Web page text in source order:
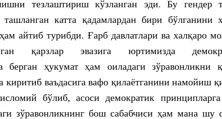
тезлаштириш кўзланган эди. Бу гендер
катта қадамлардан бири бўлганини
айтиб турибди. Ғарб давлатлари ва халқаро
қарзлар эвазига юртимизда
берган ҳукумат ҳам оиладаги зўравонликни
киритиб ваъдасига вафо қилаётганини намойиш
бўлиб, асоси демократик
зўравонликнинг бош сабабчиси ҳам мана шу